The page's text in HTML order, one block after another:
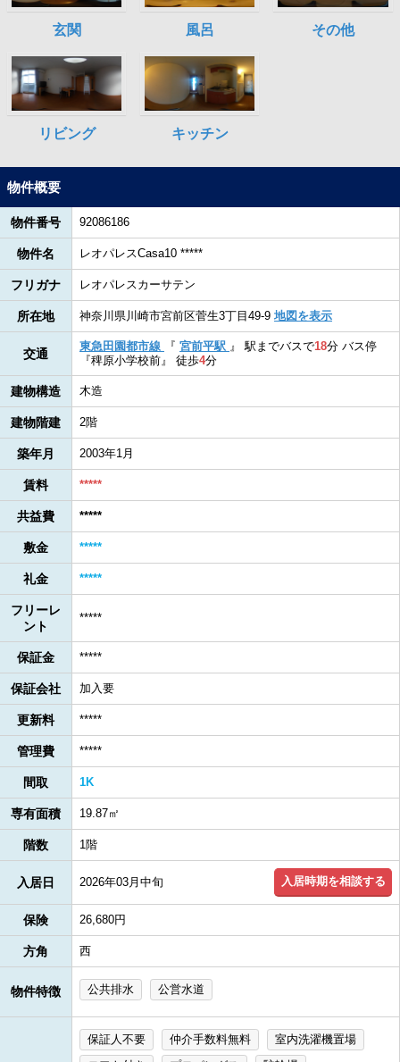
物件概要
物件番号 92086186
物件名 レオパレスCasa10 *****
フリガナ レオパレスカーサテン
所在地 神奈川県川崎市宮前区菅生3丁目49-9 地図を表示
交通
東急田園都市線 『 宮前平駅 』 駅までバスで18分 バス停
『稗原小学校前』 徒歩4分
建物構造 木造
建物階建 2階
築年月 2003年1月
賃料 *****
共益費 *****
敷金 *****
礼金 *****
フリーレ
ント
*****
保証金 *****
保証会社 加入要
更新料 *****
管理費 *****
間取 1K
専有面積 19.87㎡
階数 1階
入居日 2026年03月中旬 入居時期を相談する
保険 26,680円
方角 西
物件特徴 公共排水 公営水道
保証人不要 仲介手数料無料
室内洗濯機置場